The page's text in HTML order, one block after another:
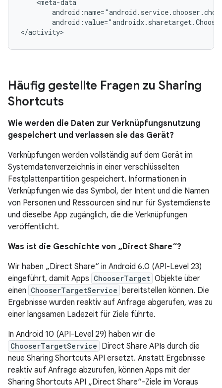
</activity>
Häufig gestellte Fragen zu Sharing
Shortcuts
Wie werden die Daten zur Verknüpfungsnutzung
gespeichert und verlassen sie das Gerät?
Verknüpfungen werden vollständig auf dem Gerät im
Systemdatenverzeichnis in einer verschlüsselten
Festplattenpartition gespeichert. Informationen in
Verknüpfungen wie das Symbol, der Intent und die Namen
von Personen und Ressourcen sind nur für Systemdienste
und dieselbe App zugänglich, die die Verknüpfungen
veröffentlicht.
Was ist die Geschichte von „Direct Share“?
Wir haben „Direct Share“ in Android 6.0 (API-Level 23)
eingeführt, damit Apps ChooserTarget Objekte über
einen ChooserTargetService bereitstellen können. Die
Ergebnisse wurden reaktiv auf Anfrage abgerufen, was zu
einer langsamen Ladezeit für Ziele führte.
In Android 10 (API-Level 29) haben wir die
ChooserTargetService Direct Share APIs durch die
neue Sharing Shortcuts API ersetzt. Anstatt Ergebnisse
reaktiv auf Anfrage abzurufen, können Apps mit der
Sharing Shortcuts API „Direct Share“-Ziele im Voraus